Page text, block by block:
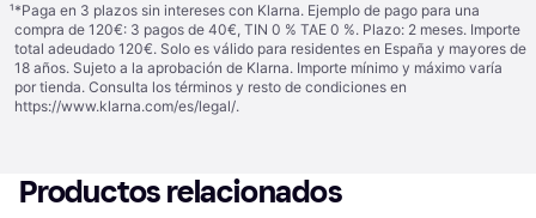
¹*Paga en 3 plazos sin intereses con Klarna. Ejemplo de pago para una
compra de 120€: 3 pagos de 40€, TIN 0 % TAE 0 %. Plazo: 2 meses. Importe
total adeudado 120€. Solo es válido para residentes en España y mayores de
18 años. Sujeto a la aprobación de Klarna. Importe mínimo y máximo varía
por tienda. Consulta los términos y resto de condiciones en
https://www.klarna.com/es/legal/.
Productos relacionados